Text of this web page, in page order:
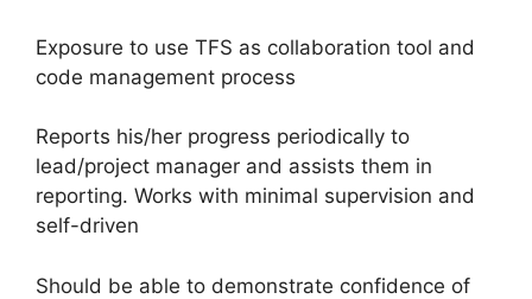
Exposure to use TFS as collaboration tool and
code management process
Reports his/her progress periodically to
lead/project manager and assists them in
reporting. Works with minimal supervision and
self-driven
Should be able to demonstrate confidence of